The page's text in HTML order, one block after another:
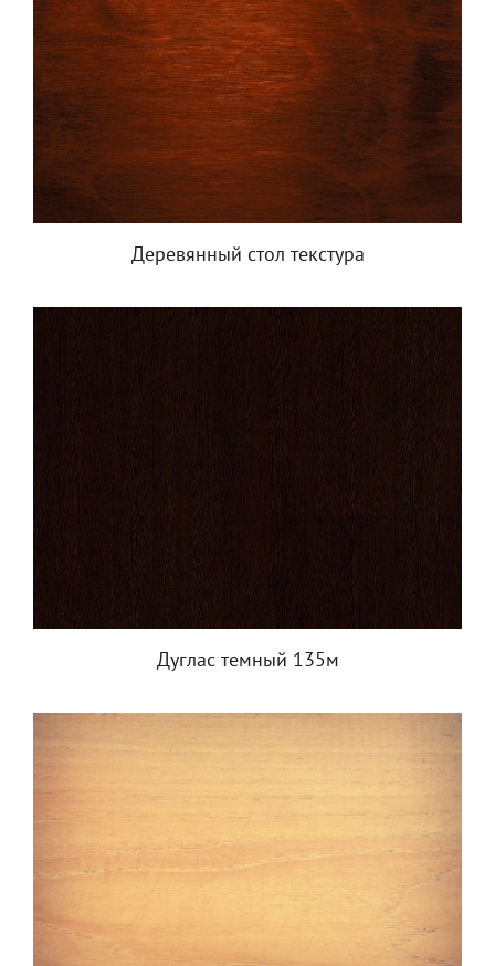
Деревянный стол текстура
Дуглас темный 135м